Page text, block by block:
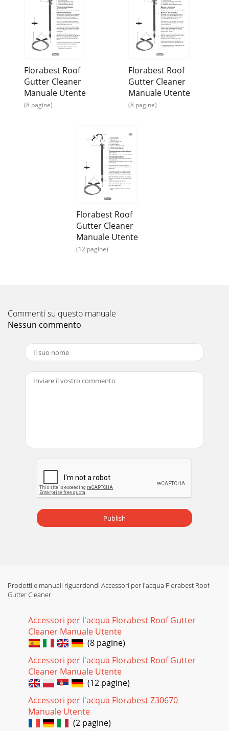
Florabest Roof
Gutter Cleaner
Manuale Utente
(8 pagine)
Florabest Roof
Gutter Cleaner
Manuale Utente
(8 pagine)
Florabest Roof
Gutter Cleaner
Manuale Utente
(12 pagine)
Commenti su questo manuale
Nessun commento
Publish
Prodotti e manuali riguardandi Accessori per l'acqua Florabest Roof
Gutter Cleaner
Accessori per l'acqua Florabest Roof Gutter
Cleaner Manuale Utente
(8 pagine)
Accessori per l'acqua Florabest Roof Gutter
Cleaner Manuale Utente
(12 pagine)
Accessori per l'acqua Florabest Z30670
Manuale Utente
(2 pagine)